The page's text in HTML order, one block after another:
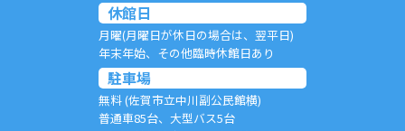
休館日
月曜(月曜日が休日の場合は、翌平日)
年末年始、その他臨時休館日あり
駐車場
無料 (佐賀市立中川副公民館横)
普通車85台、大型バス5台